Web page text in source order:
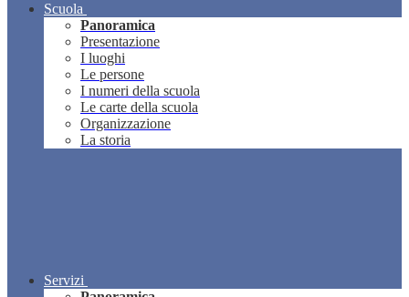
Scuola
Panoramica
Presentazione
I luoghi
Le persone
I numeri della scuola
Le carte della scuola
Organizzazione
La storia
Servizi